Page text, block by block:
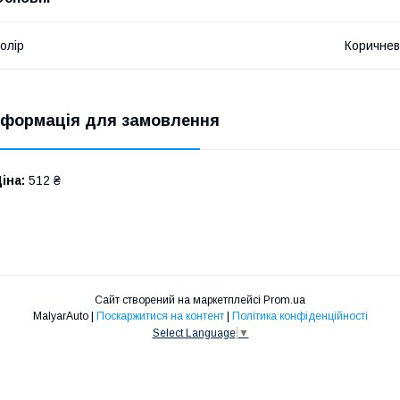
для замовлення
512 ₴
Сайт створений на маркетплейсі Prom.ua
Поскаржитися на контент
Політика конфіденційності
Select Language ▼